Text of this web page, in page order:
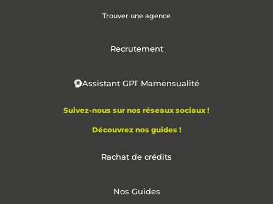
Trouver une agence
Recrutement
Assistant GPT Mamensualité
Suivez-nous sur nos réseaux sociaux !
Découvrez nos guides !
Rachat de crédits
Nos Guides